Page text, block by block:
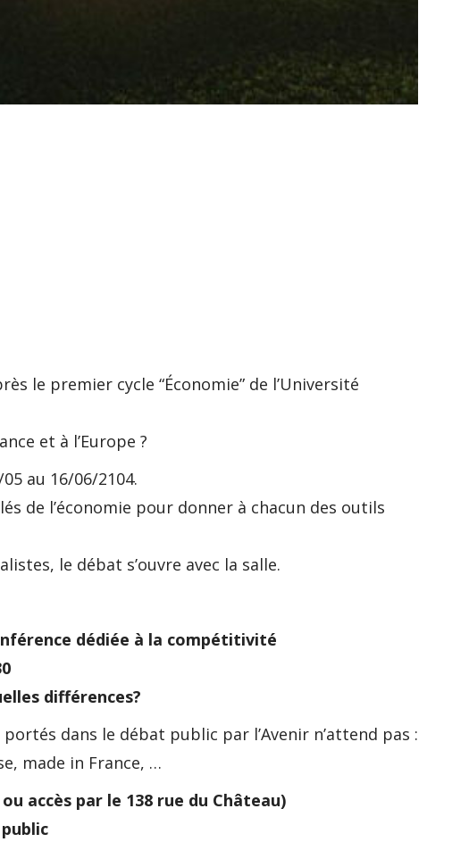
le premier cycle “Économie” de l’Université
et à l’Europe ?
au 16/06/2104.
de l’économie pour donner à chacun des outils
le débat s’ouvre avec la salle.
dédiée à la compétitivité
différences?
dans le débat public par l’Avenir n’attend pas :
made in France, …
accès par le 138 rue du Château)